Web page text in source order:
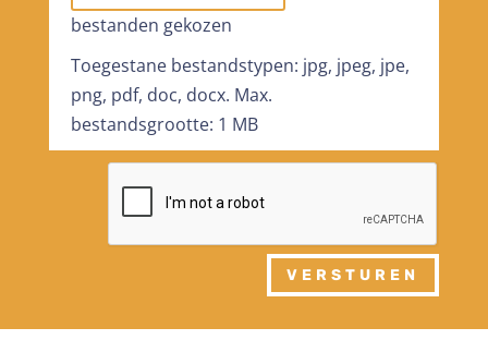
bestanden gekozen
Toegestane bestandstypen: jpg, jpeg, jpe,
png, pdf, doc, docx. Max.
bestandsgrootte: 1 MB
VERSTUREN